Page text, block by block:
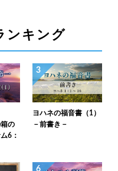
ンキング
箱の
6：
3
ヨハネの福音書（1）
－前書き－
6